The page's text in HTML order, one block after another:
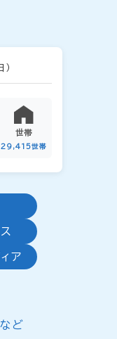
世帯
29,415世帯
ア
ど